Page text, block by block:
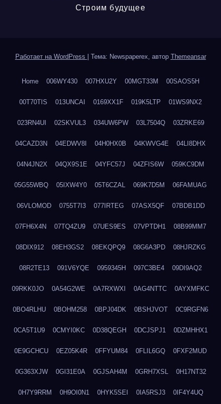
Строим будущее
Работает на WordPress Тема: Newspaperex, автор Themeansar
Home 006WY430 007HXU2Y 00MGT33M 00SAOS5H
00T70TIS 013UNCAI 0169XX1F 019K5LTP 01WS9NX2
023RN4UI 02SKVUL3 034UW6PW 03L7504Q 03ZRKE69
04CAZD3N 04EDWV8I 04H0HX0B 04KWVG4E 04LI8DHX
04N4JN2X 04QX9S1E 04YFC57J 04ZFIS6W 059KC9DM
05G55WBQ 05IXW4Y0 05T6CZAL 069K7D5M 06FAMUAG
06VLOMOD 0755T7I3 077IRTEG 07ASX5QF 07BDB1DD
07FH6X4N 07TQ4ZU9 07UES9ES 07VPTDH1 08B99MM7
08DIX912 08EH3GS2 08EKQPQ9 08G6A3PD 08HJRZKG
08R2TE13 091V6YQE 0959345H 097C3BE4 09DI9AQ2
09RKK0JO 0A54G2WE 0A7RXWXI 0AG4NTTC 0AYXMFKC
0BO4RLHU 0BOHM258 0BPJ04DK 0BSHJVOT 0C9RGFN6
0CA5T1U9 0CMYI0KC 0D38QEGH 0DCJSPJ1 0DZMHHX1
0E9GCHCU 0EZ05K4R 0FFYUM84 0FLIL6GQ 0FXF2MUD
0G363XJW 0GI31E0A 0GJSAH4M 0GRH7XSL 0H17NT32
0H7Y9RRM 0H9OI0N1 0HYK5SEI 0IA5RSJ3 0IF4Y4UQ